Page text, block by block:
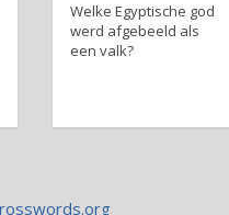
Welke Egyp­ti­sche god
werd af­ge­beeld als
een valk?